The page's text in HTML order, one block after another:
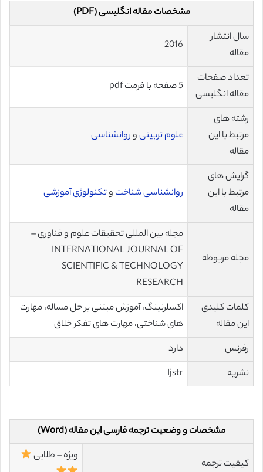
مشخصات مقاله انگلیسی (PDF)
سال انتشار
مقاله
2016
تعداد صفحات
مقاله انگلیسی
5 صفحه با فرمت pdf
رشته های
مرتبط با این
مقاله
علوم تربیتیوروانشناسی
گرایش های
مرتبط با این
مقاله
روانشناسی شناخت وتکنولوژی آموزشی
مجله مربوطه
مجله بین المللی تحقیقات علوم و فناوری –
INTERNATIONAL JOURNAL OF
SCIENTIFIC & TECHNOLOGY
RESEARCH
کلمات کلیدی
این مقاله
اکسلرنینگ، آموزش مبتنی بر حل مساله، مهارت
های شناختی، مهارت های تفکر خلاق
رفرنس
دارد
نشریه
Ijstr
مشخصات و وضعیت ترجمه فارسی این مقاله (Word)
کیفیت ترجمه
ویژه – طلایی